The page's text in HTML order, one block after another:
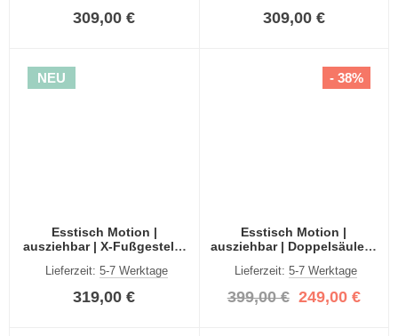
309,00 € 309,00 €
NEU
Esstisch Motion |
ausziehbar | X-Fußgestell |
Lieferzeit: 5-7 Werktage
319,00 €
Esstisch Motion |
ausziehbar | Doppelsäulen-
150(190)x90
Lieferzeit:5-7 Werktage
399,00 € 249,00 €
- 38%